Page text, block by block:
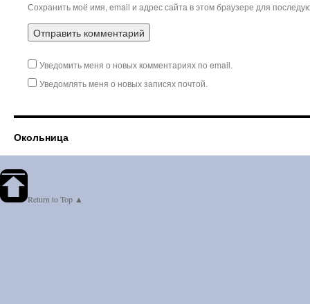
Сохранить моё имя, email и адрес сайта в этом браузере для
Уведомить меня о новых комментариях по email.
Уведомлять меня о новых записях почтой.
Окольница
Return to Top ▲